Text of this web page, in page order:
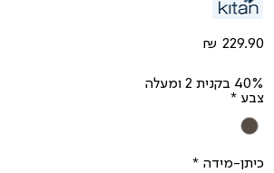
40% בקנית 2 ומעלה
צבע *
כיתן-מידה *